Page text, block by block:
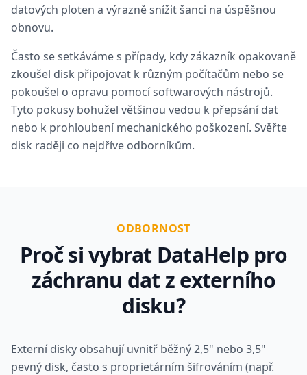
datových ploten a výrazně snížit šanci na úspěšnou
obnovu.
Často se setkáváme s případy, kdy zákazník opakovaně
zkoušel disk připojovat k různým počítačům nebo se
pokoušel o opravu pomocí softwarových nástrojů.
Tyto pokusy bohužel většinou vedou k přepsání dat
nebo k prohloubení mechanického poškození. Svěřte
disk raději co nejdříve odborníkům.
ODBORNOST
Proč si vybrat DataHelp pro
záchranu dat z externího
disku?
Externí disky obsahují uvnitř běžný 2,5" nebo 3,5"
pevný disk, často s proprietárním šifrováním (např.